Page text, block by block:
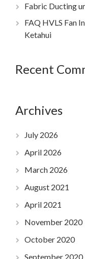
Fabric Ducting
FAQ HVLS Fan
Ketahui
Recent
Archives
July 2026
April 2026
March 2026
August 2021
April 2021
November 2020
October 2020
September 2020